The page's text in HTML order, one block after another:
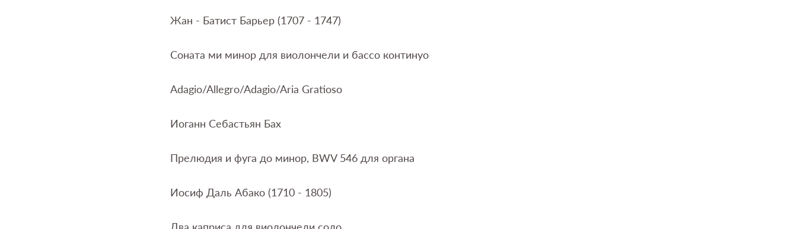
Жан - Батист Барьер (1707 - 1747)
Соната ми минор для виолончели и бассо континуо
Adagio/Allegro/Adagio/Aria Gratioso
Иоганн Себастьян Бах
Прелюдия и фуга до минор, BWV 546 для органа
Иосиф Даль Абако (1710 - 1805)